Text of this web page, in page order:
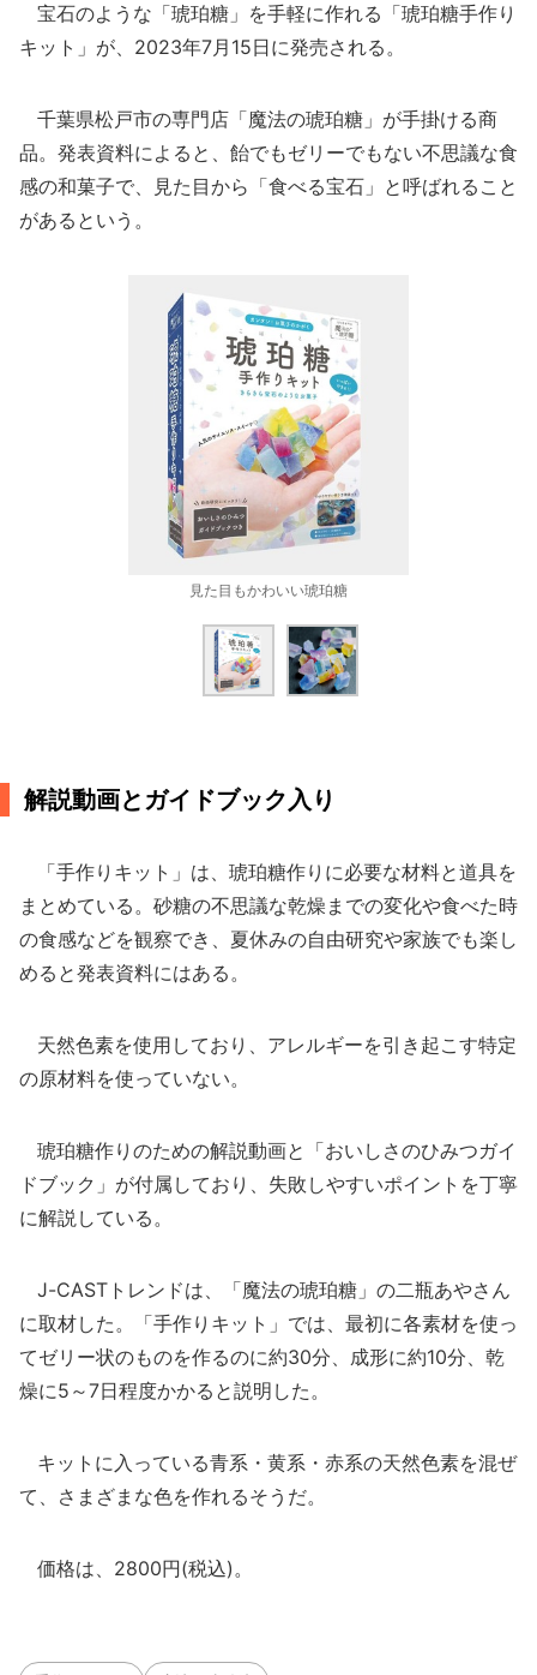
宝石のような「琥珀糖」を手軽に作れる「琥珀糖手作り
キット」が、2023年7月15日に発売される。
千葉県松戸市の専門店「魔法の琥珀糖」が手掛ける商
品。発表資料によると、飴でもゼリーでもない不思議な食
感の和菓子で、見た目から「食べる宝石」と呼ばれること
があるという。
見た目もかわいい琥珀糖
解説動画とガイドブック入り
「手作りキット」は、琥珀糖作りに必要な材料と道具を
まとめている。砂糖の不思議な乾燥までの変化や食べた時
の食感などを観察でき、夏休みの自由研究や家族でも楽し
めると発表資料にはある。
天然色素を使用しており、アレルギーを引き起こす特定
の原材料を使っていない。
琥珀糖作りのための解説動画と「おいしさのひみつガイ
ドブック」が付属しており、失敗しやすいポイントを丁寧
に解説している。
J-CASTトレンドは、「魔法の琥珀糖」の二瓶あやさん
に取材した。「手作りキット」では、最初に各素材を使っ
てゼリー状のものを作るのに約30分、成形に約10分、乾
燥に5～7日程度かかると説明した。
キットに入っている青系・黄系・赤系の天然色素を混ぜ
て、さまざまな色を作れるそうだ。
価格は、2800円(税込)。